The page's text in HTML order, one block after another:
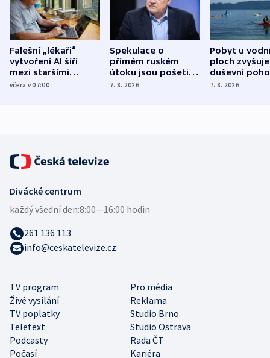
Falešní „lékaři“
vytvoření AI šíří
mezi staršími
Poláky nebezpečné
včera v 07:00
Spekulace o
přímém ruském
útoku jsou pošetilé,
míní estonský
7. 8. 2026
Pobyt u
ploch zvyšuje
duševní
ukázala
7. 8. 2026
TV program
Pro média
Živé vysílání
Reklama
TV poplatky
Studio Brno
Teletext
Studio Ostrava
Podcasty
Rada ČT
Počasí
Kariéra
Divácké centrum
každý všední den:8:00—16:00 hodin
261 136 113
info@ceskatelevize.cz